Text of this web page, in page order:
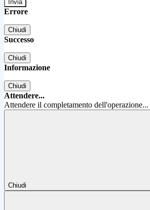
Errore
Chiudi
Successo
Chiudi
Informazione
Chiudi
Attendere...
Attendere il completamento dell'operazione...
Chiudi